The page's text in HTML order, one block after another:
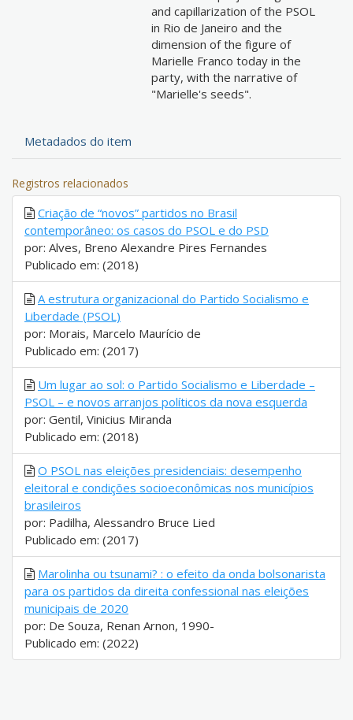
and capillarization of the PSOL
in Rio de Janeiro and the
dimension of the figure of
Marielle Franco today in the
party, with the narrative of
"Marielle's seeds".
Metadados do item
Registros relacionados
Criação de “novos” partidos no Brasil
contemporâneo: os casos do PSOL e do PSD
por: Alves, Breno Alexandre Pires Fernandes
Publicado em: (2018)
A estrutura organizacional do Partido Socialismo e
Liberdade (PSOL)
por: Morais, Marcelo Maurício de
Publicado em: (2017)
Um lugar ao sol: o Partido Socialismo e Liberdade –
PSOL – e novos arranjos políticos da nova esquerda
por: Gentil, Vinicius Miranda
Publicado em: (2018)
O PSOL nas eleições presidenciais: desempenho
eleitoral e condições socioeconômicas nos municípios
brasileiros
por: Padilha, Alessandro Bruce Lied
Publicado em: (2017)
Marolinha ou tsunami? : o efeito da onda bolsonarista
para os partidos da direita confessional nas eleições
municipais de 2020
por: De Souza, Renan Arnon, 1990-
Publicado em: (2022)